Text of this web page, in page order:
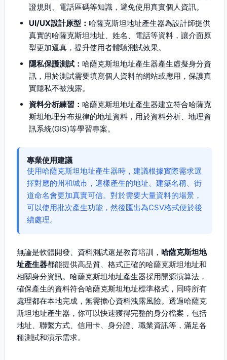
證規則、電話區碼等知識，避免使用真實個人資訊。
UI/UX設計原型： 哈薩克斯坦地址產生器為設計師提供
真實的哈薩克斯坦地址、姓名、電話等資料，讓介面原
型更加逼真，提升使用者體驗測試效果。
隱私保護測試： 哈薩克斯坦地址產生器產生虛擬身分資
訊，用於測試需要填寫個人資料的網站或應用，保護真
實隱私不被洩露。
資料分析練習： 哈薩克斯坦地址產生器建立符合哈薩克
斯坦地理分布規律的地址資料，用於資料分析、地理資
訊系統(GIS)等學習專案。
專業使用建議
使用哈薩克斯坦地址產生器時，建議根據實際需求選
擇對應的州和城市，這樣產生的地址、建築名稱、街
道命名會更加真實可信。對於需要大量資料的場景，
可以使用批次產生功能，然後匯出為CSV格式便於後
續處理。
無論是軟體開發、資料測試還是教育培訓， 哈薩克斯坦地
址產生器都能提供高品質、格式正確的哈薩克斯坦地址和
相關身分資訊。哈薩克斯坦地址產生器採用開源演算法，
確保產生的資料符合哈薩克斯坦地址標準格式，同時所有
處理都在本地完成，無需擔心資料洩露風險。透過哈薩克
斯坦地址產生器，你可以快速獲得完整的身分檔案，包括
地址、聯繫方式、信用卡、身分證、職業資訊等，滿足各
種測試和演示需求。